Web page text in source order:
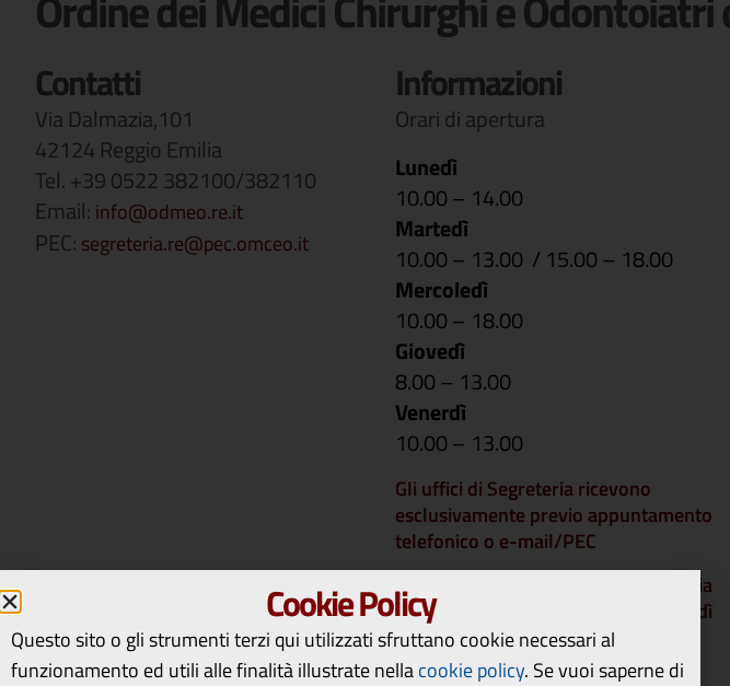
Contatti
Via Dalmazia,101
42124 Reggio Emilia
Tel. +39 0522 382100/382110
Email: info@odmeo.re.it
PEC: segreteria.re@pec.omceo.it
Informazioni
Orari di apertura
Lunedì
10.00 – 14.00
Martedì
10.00 – 13.00 / 15.00 – 18.00
Mercoledì
10.00 – 18.00
Giovedì
8.00 – 13.00
Venerdì
10.00 – 13.00
Gli uffici di Segreteria ricevono
esclusivamente previo appuntamento
telefonico o e-mail/PEC
Si comunica che gli Uffici di Segreteria
rimarranno chiusi a partire da venerdì
14 a venerdì 21 agosto 2026 e
riapriranno lunedì 24 agosto.
Cookie Policy
Questo sito o gli strumenti terzi qui utilizzati sfruttano cookie necessari al
funzionamento ed utili alle finalità illustrate nellacookie policy. Se vuoi saperne di